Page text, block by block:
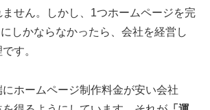
せん。しかし、1つホームページを完
しかならなかったら、会社を経営し
す。
ホームページ制作料金が安い会社